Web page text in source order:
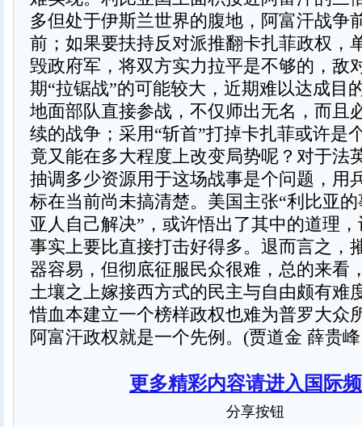
多但处于伊斯兰世界的腹地，阿富汗战争
前；如果要扶持反对派推翻卡扎菲政权，
毁政府军，将双方实力拉平是不够的，敌
期“拉锯战”的可能较大，近期难以达成目
地面部队直接参战，不仅师出无名，而且
续的战争；采用“斩首”打掉卡扎菲或许是
竟又能在多大程度上改变局势呢？对于法
抽调多少资源用于这场战事是个问题，用
标在当前尚未搞清楚。美国主张“利比亚
亚人自己解决”，或许悟出了其中的道理
事实上要比直接打击好得多。退而言之，
器容易，但彻底征服民众很难，总的来看
土壤之上嫁接西方式的民主与自由颇有难
惜血本建立一个榜样政权也难为普罗大众
阿富汗政权就是一个先例。(贾道金 薛贵
更多精彩内容请进入国际
分享按钮